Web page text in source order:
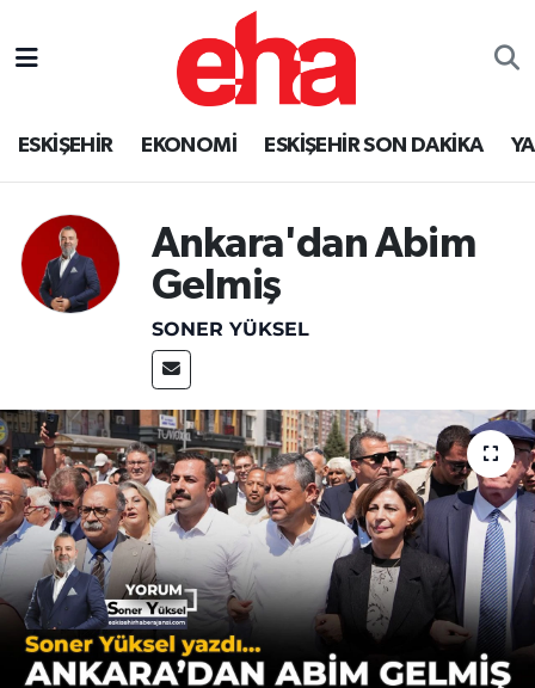
ESKİŞEHİR EKONOMİ ESKİŞEHİR SON DAKİKA
Ankara'dan Abim
Gelmiş
SONER YÜKSEL